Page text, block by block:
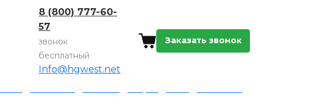
8 (800) 777-60-
57
звонок
бесплатный
Info@hgwest.net
Заказать звонок